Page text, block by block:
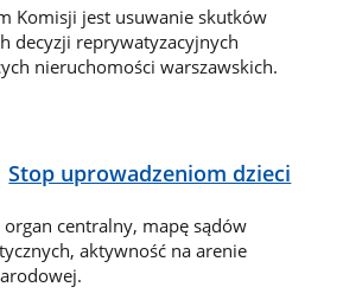
Komisji jest usuwanie skutków
decyzji reprywatyzacyjnych
nieruchomości warszawskich.
Stop uprowadzeniom dzieci
organ centralny, mapę sądów
aktywność na arenie